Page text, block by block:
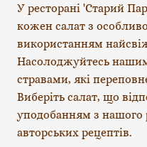
У ресторані 'Старий
кожен салат з
використанням
Насолоджуйтесь
стравами, які
Виберіть салат, що
уподобанням з нашого
авторських рецептів.